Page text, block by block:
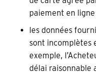
paiement en ligne
les données
sont incomplètes
exemple,
délai raisonnable